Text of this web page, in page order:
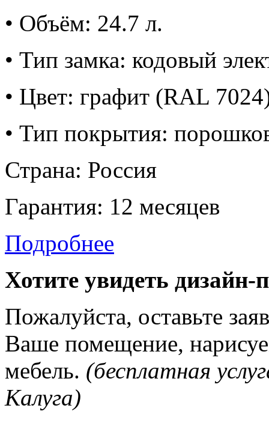
• Объём: 24.7 л.
• Тип замка: кодовый
• Цвет: графит (RAL
• Тип покрытия:
Страна: Россия
Гарантия: 12 месяцев
Подробнее
Хотите увидеть дизайн-
Пожалуйста, оставьте
Ваше помещение,
мебель. (бесплатная
Калуга)